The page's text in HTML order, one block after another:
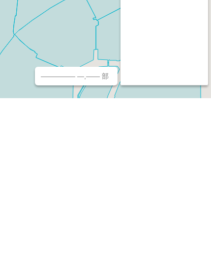
————— —,—— 部